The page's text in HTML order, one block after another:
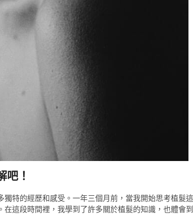
吧！
特的經歷和感受。一年三個月前，當我開始思考植髮這
這段時間裡，我學到了許多關於植髮的知識，也體會到